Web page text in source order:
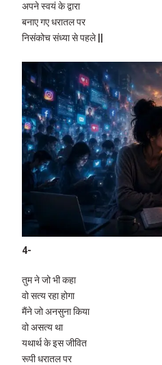
अपने स्वयं के द्वारा
बनाए गए धरातल पर
निसंकोच संध्या से पहले ||
4-
तुम ने जो भी कहा
वो सत्य रहा होगा
मैंने जो अनसुना किया
वो असत्य था
यथार्थ के इस जीवित
रूपी धरातल पर